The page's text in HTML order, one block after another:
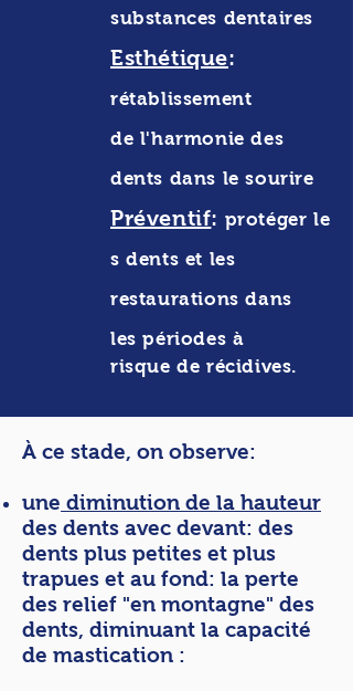
substances dentaires
Esthétique:
rétablissement
de l'harmonie des
dents dans le sourire
Préventif: protéger le
s dents et les
restaurations dans
les périodes à
risque de récidives.
À ce stade, on observe:
une diminution de la hauteur
des dents avec devant: des
dents plus petites et plus
trapues et au fond: la perte
des relief "en montagne" des
dents, diminuant la capacité
de mastication :